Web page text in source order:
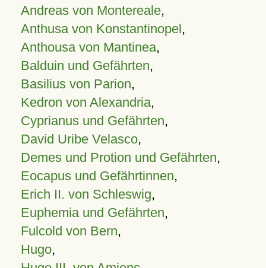
Andreas von Montereale,
Anthusa von Konstantinopel,
Anthousa von Mantinea,
Balduin und Gefährten,
Basilius von Parion,
Kedron von Alexandria,
Cyprianus und Gefährten,
David Uribe Velasco,
Demes und Protion und Gefährten,
Eocapus und Gefährtinnen,
Erich II. von Schleswig,
Euphemia und Gefährten,
Fulcold von Bern,
Hugo,